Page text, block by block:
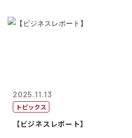
2025.11.13
トピックス
【ビジネスレポート】